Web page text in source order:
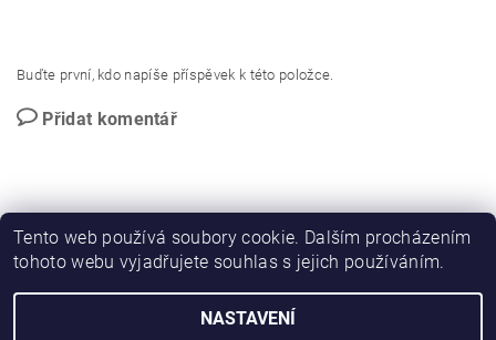
Buďte první, kdo napíše příspěvek k této položce.
Přidat komentář
Tento web používá soubory cookie. Dalším procházením
tohoto webu vyjadřujete souhlas s jejich používáním.
NASTAVENÍ